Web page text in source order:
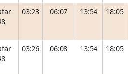
03:23 06:07 13:54 18:05
03:26 06:08 13:54 18:05